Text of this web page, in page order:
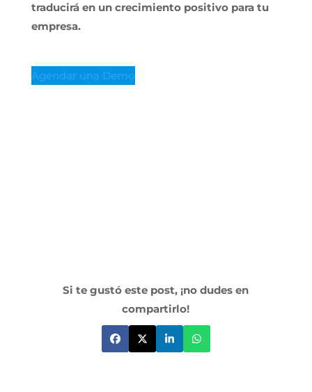
traducirá en un crecimiento positivo para tu
empresa.
Agendar una Demo
Si te gustó este post, ¡no dudes en
compartirlo!